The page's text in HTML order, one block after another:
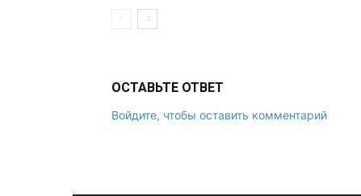
ОСТАВЬТЕ ОТВЕТ
Войдите, чтобы оставить комментарий